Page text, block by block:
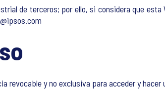
de terceros; por ello, si considera que
revocable y no exclusiva para acceder y